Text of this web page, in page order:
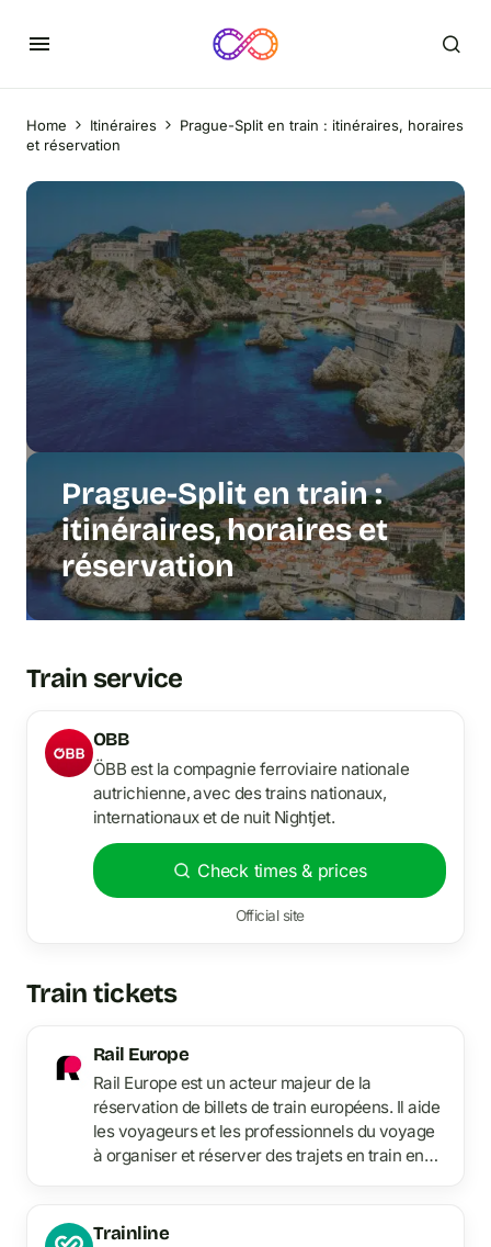
Home Itinéraires
Prague-Split en train : itinéraires, horaires
et réservation
Prague-Split en train :
itinéraires, horaires et
réservation
Train service
OBB
ÖBB est la compagnie ferroviaire nationale
autrichienne, avec des trains nationaux,
internationaux et de nuit Nightjet.
Check times & prices
Official site
Train tickets
Rail Europe
Rail Europe est un acteur majeur de la
réservation de billets de train européens. Il aide
les voyageurs et les professionnels du voyage
à organiser et réserver des trajets en train en
Trainline